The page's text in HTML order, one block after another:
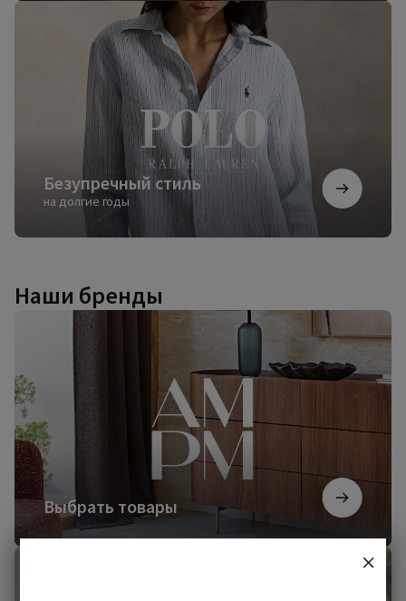
Безупречный стиль
на долгие годы
Безупречный
Наши бренды
Выбрать товары
Начать